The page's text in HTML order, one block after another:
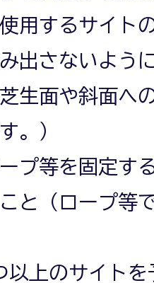
用するサイト
出さないよう
生面や斜面へ
。）
プ等を固定す
と（ロープ等
以上のサイト